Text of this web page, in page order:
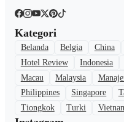
Kategori
Belanda Belgia China
Hotel Review
Indonesia
Macau
Malaysia
Philippines
Singapore
Tiongkok
Turki